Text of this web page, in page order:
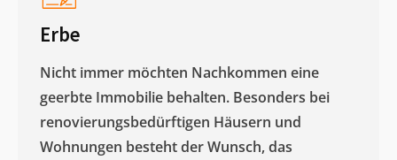
Erbe
Nicht immer möchten Nachkommen eine
geerbte Immobilie behalten. Besonders bei
renovierungsbedürftigen Häusern und
Wohnungen besteht der Wunsch, das